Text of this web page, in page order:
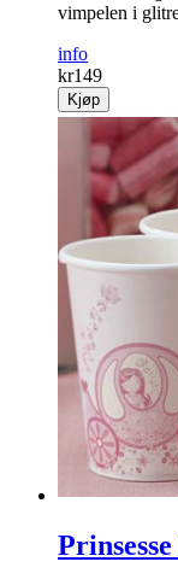
vimpelen i
info
kr149
Kjøp